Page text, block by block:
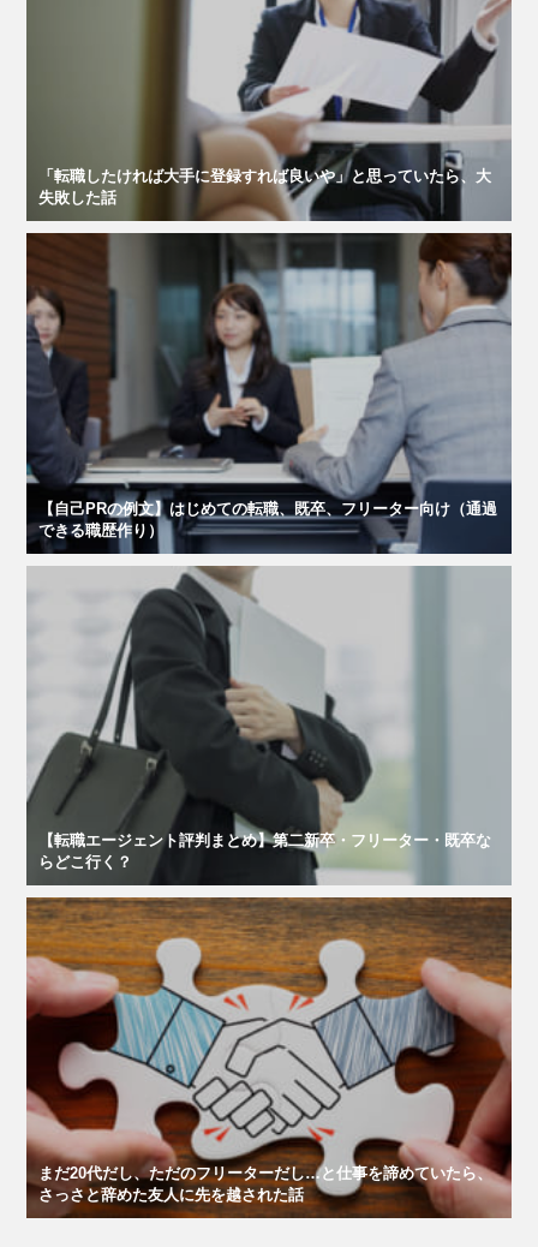
「転職したければ大手に登録すれば良いや」と思っていたら、大
失敗した話
【自己PRの例文】はじめての転職、既卒、フリーター向け（通過
できる職歴作り）
【転職エージェント評判まとめ】第二新卒・フリーター・既卒な
らどこ行く？
まだ20代だし、ただのフリーターだし…と仕事を諦めていたら、
さっさと辞めた友人に先を越された話